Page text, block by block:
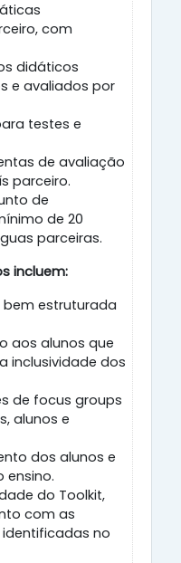
com
didáticos
e avaliados por
testes e
de avaliação
parceiro.
de
de 20
parceiras.
incluem:
estruturada
aos alunos que
inclusividade dos
de focus groups
alunos e
dos alunos e
ensino.
do Toolkit,
com as
no